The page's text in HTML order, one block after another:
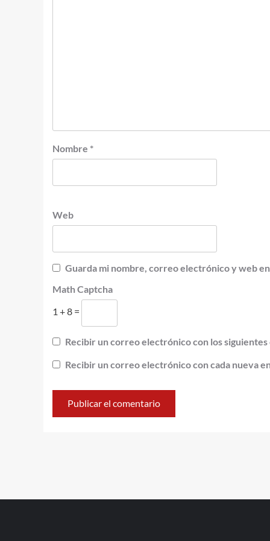
Nombre *
Web
Guarda mi nombre, correo electrónico y web
Math Captcha
1 + 8 =
Recibir un correo electrónico con los
Recibir un correo electrónico con cada nueva